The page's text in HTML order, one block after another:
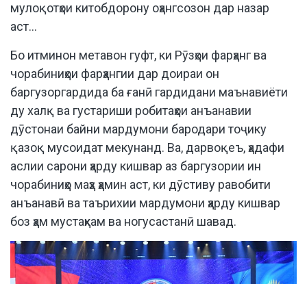
мулоқотҳои китобдорону оҳангсозон дар назар
аст…
Бо итминон метавон гуфт, ки Рӯзҳои фарҳанг ва
чорабиниҳои фарҳангии дар доираи он
баргузоргардида ба ғанӣ гардидани маънавиёти
ду халқ ва густариши робитаҳои анъанавии
дӯстонаи байни мардумони бародари тоҷику
қазоқ мусоидат мекунанд. Ва, дарвоқеъ, ҳадафи
аслии сарони ҳарду кишвар аз баргузории ин
чорабиниҳо маҳз ҳамин аст, ки дӯстиву равобити
анъанавӣ ва таърихии мардумони ҳарду кишвар
боз ҳам мустаҳкам ва ногусастанӣ шавад.